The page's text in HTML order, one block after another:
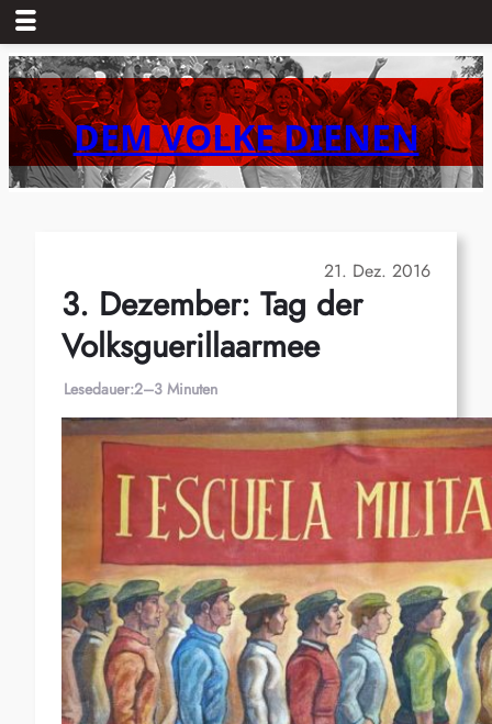
Zum
Inhalt
springenDEM VOLKE DIENEN
21. Dez. 2016
3. Dezember: Tag der
Volksguerillaarmee
Lesedauer:2–3 Minuten